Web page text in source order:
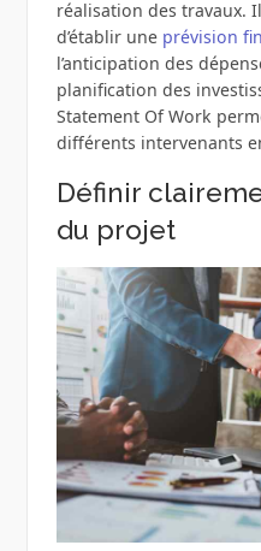
réalisation des travaux.
d’établir une prévision
l’anticipation des
planification des
Statement Of Work
différents intervenants
Définir
du projet